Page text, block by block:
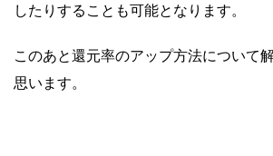
したりすることも可能となります。
このあと還元率のアップ方法について
思います。